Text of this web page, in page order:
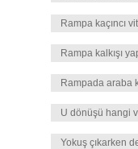
Rampa kaçıncı
Rampa kalkışı
Rampada araba
U dönüşü hangi
Yokuş çıkarken